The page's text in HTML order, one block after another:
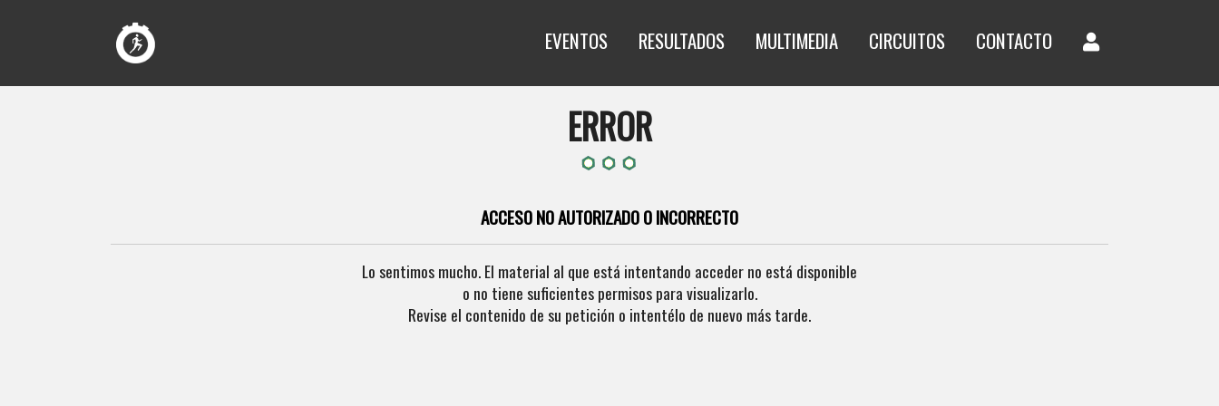
EVENTOS RESULTADOS MULTIMEDIA CIRCUITOS CONTACTO
ERROR
ACCESO NO AUTORIZADO O INCORRECTO
Lo sentimos mucho. El material al que está intentando acceder no está disponible
o no tiene suficientes permisos para visualizarlo.
Revise el contenido de su petición o intentélo de nuevo más tarde.